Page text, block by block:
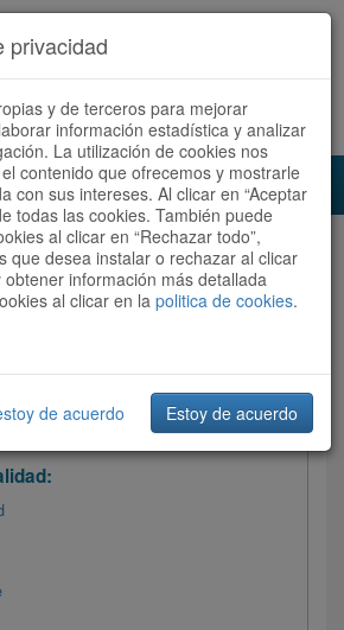
ahora Español | Català
Ordenar por: Más recientes /
privacidad
y de terceros para mejorar
información estadística y analizar
La utilización de cookies nos
contenido que ofrecemos y mostrarle
con sus intereses. Al clicar en “Aceptar
todas las cookies. También puede
al clicar en “Rechazar todo”,
que desea instalar o rechazar al clicar
obtener información más detallada
al clicar en la politica de cookies.
de acuerdo Estoy de acuerdo